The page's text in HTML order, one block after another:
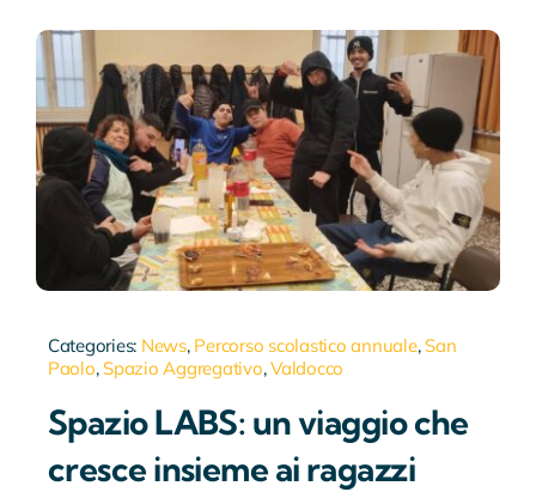
Categories: News, Percorso scolastico annuale, San
Paolo, Spazio Aggregativo,Valdocco
Spazio LABS: un viaggio che
cresce insieme ai ragazzi